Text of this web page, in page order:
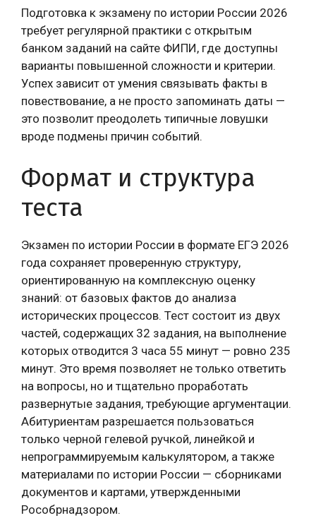
Подготовка к экзамену по истории России 2026
требует регулярной практики с открытым
банком заданий на сайте ФИПИ, где доступны
варианты повышенной сложности и критерии.
Успех зависит от умения связывать факты в
повествование, а не просто запоминать даты —
это позволит преодолеть типичные ловушки
вроде подмены причин событий.
Формат и структура
теста
Экзамен по истории России в формате ЕГЭ 2026
года сохраняет проверенную структуру,
ориентированную на комплексную оценку
знаний: от базовых фактов до анализа
исторических процессов. Тест состоит из двух
частей, содержащих 32 задания, на выполнение
которых отводится 3 часа 55 минут — ровно 235
минут. Это время позволяет не только ответить
на вопросы, но и тщательно проработать
развернутые задания, требующие аргументации.
Абитуриентам разрешается пользоваться
только черной гелевой ручкой, линейкой и
непрограммируемым калькулятором, а также
материалами по истории России — сборниками
документов и картами, утвержденными
Рособрнадзором.